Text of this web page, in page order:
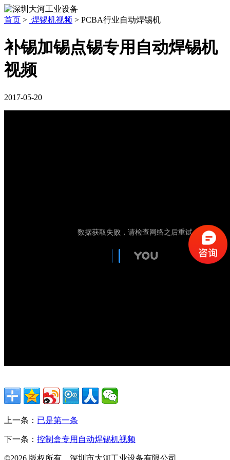
首页 > 焊锡机视频 > PCBA行业自动焊锡机
补锡加锡点锡专用自动焊锡机
视频
2017-05-20
上一条： 已是第一条
下一条： 控制盒专用自动焊锡机视频
©2026 版权所有 深圳市大河工业设备有限公司